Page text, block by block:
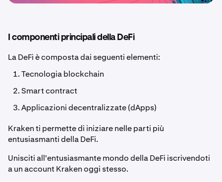
I componenti principali della DeFi
La DeFi è composta dai seguenti elementi:
Tecnologia blockchain
Smart contract
Applicazioni decentralizzate (dApps)
Kraken ti permette di iniziare nelle parti più
entusiasmanti della DeFi.
Unisciti all'entusiasmante mondo della DeFi iscrivendoti
a un account Kraken oggi stesso.